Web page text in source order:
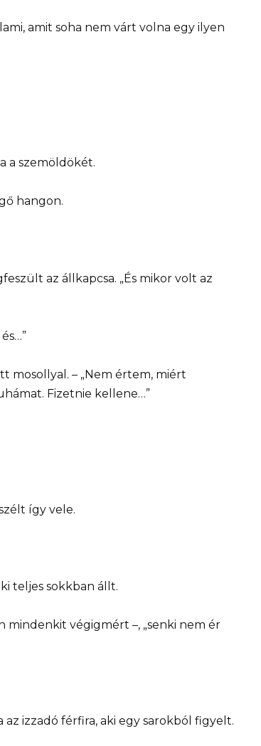
amit soha nem várt volna egy ilyen
a szemöldökét.
hangon.
az állkapcsa. „És mikor volt az
mosollyal. – „Nem értem, miért
Fizetnie kellene…”
így vele.
teljes sokkban állt.
mindenkit végigmért –, „senki nem ér
izzadó férfira, aki egy sarokból figyelt.